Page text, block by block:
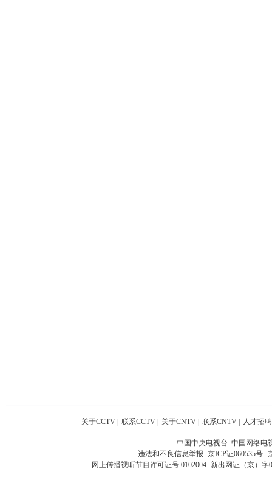
关于CCTV 联系CCTV 关于CNTV 联系CNTV 人才招聘
中国中央电视台 中国网络电
违法和不良信息举报 京ICP证060535号
网上传播视听节目许可证号 0102004 新出网证（京）